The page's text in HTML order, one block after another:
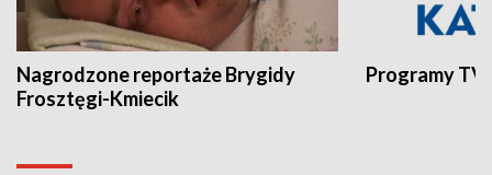
Nagrodzone reportaże Brygidy
Frosztęgi-Kmiecik
Programy